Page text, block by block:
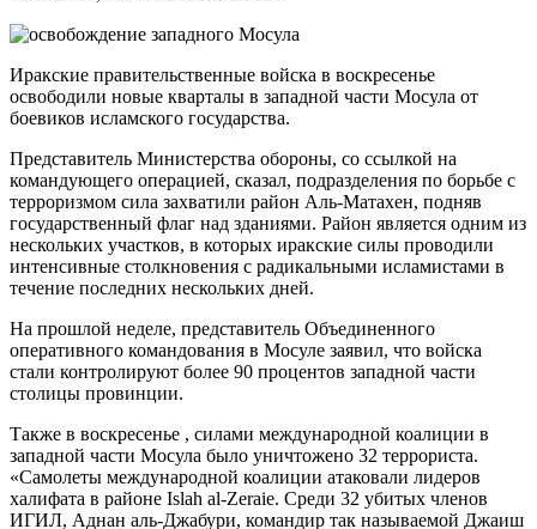
Иракские правительственные войска в воскресенье
освободили новые кварталы в западной части Мосула от
боевиков исламского государства.
Представитель Министерства обороны, со ссылкой на
командующего операцией, сказал, подразделения по борьбе с
терроризмом сила захватили район Аль-Матахен, подняв
государственный флаг над зданиями. Район является одним из
нескольких участков, в которых иракские силы проводили
интенсивные столкновения с радикальными исламистами в
течение последних нескольких дней.
На прошлой неделе, представитель Объединенного
оперативного командования в Мосуле заявил, что войска
стали контролируют более 90 процентов западной части
столицы провинции.
Также в воскресенье , силами международной коалиции в
западной части Мосула было уничтожено 32 террориста.
«Самолеты международной коалиции атаковали лидеров
халифата в районе Islah al-Zeraie. Среди 32 убитых членов
ИГИЛ, Аднан аль-Джабури, командир так называемой Джаиш